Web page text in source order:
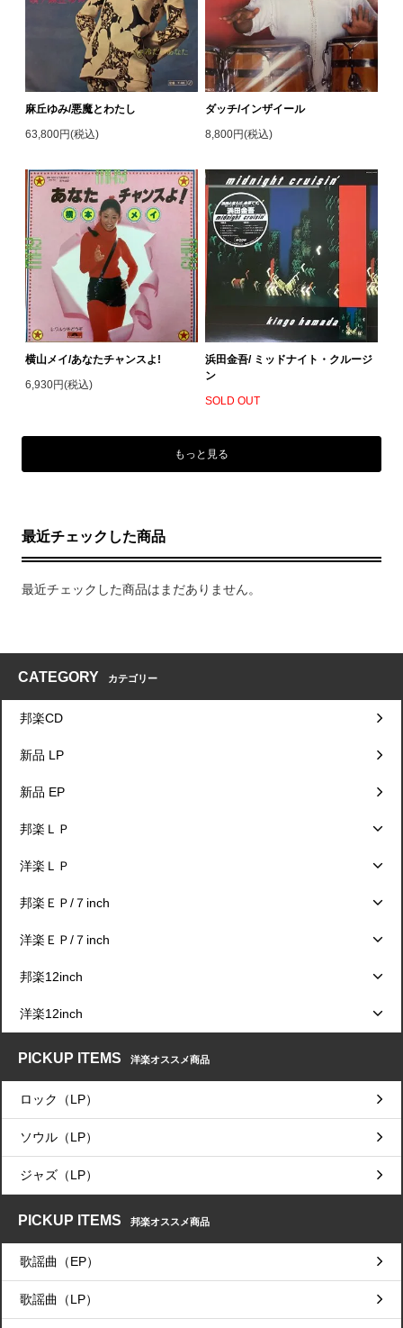
麻丘ゆみ/悪魔とわたし
63,800円(税込)
ダッチ/インザイール
8,800円(税込)
横山メイ/あなたチャンスよ!
6,930円(税込)
浜田金吾/ ミッドナイト・クルージ
ン
SOLD OUT
もっと見る
最近チェックした商品
最近チェックした商品はまだありません。
CATEGORY カテゴリー
邦楽CD
新品 LP
新品 EP
邦楽ＬＰ
洋楽ＬＰ
邦楽ＥＰ/７inch
洋楽ＥＰ/７inch
邦楽12inch
洋楽12inch
PICKUP ITEMS 洋楽オススメ商品
ロック（LP）
ソウル（LP）
ジャズ（LP）
PICKUP ITEMS 邦楽オススメ商品
歌謡曲（EP）
歌謡曲（LP）